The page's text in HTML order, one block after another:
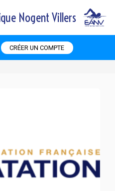
Nogent Villers
CRÉER UN COMPTE